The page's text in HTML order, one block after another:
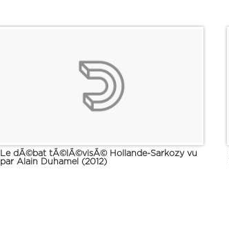
Le dÃ©bat tÃ©lÃ©visÃ© Hollande-Sarkozy vu
par Alain Duhamel (2012)